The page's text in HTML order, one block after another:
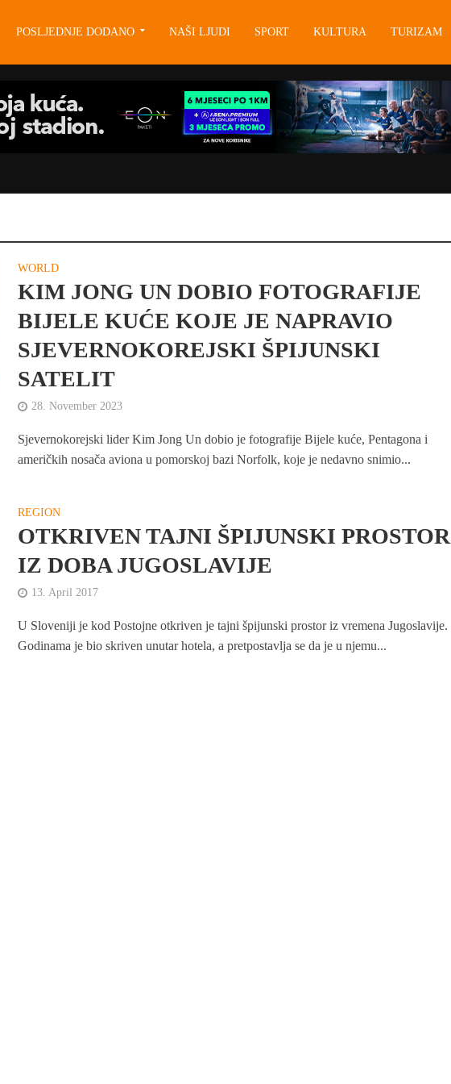
POSLJEDNJE DODANO NAŠI LJUDI SPORT KULTURA TURIZAM
WORLD
KIM JONG UN DOBIO FOTOGRAFIJE
BIJELE KUĆE KOJE JE NAPRAVIO
SJEVERNOKOREJSKI ŠPIJUNSKI
SATELIT
28. November 2023
Sjevernokorejski lider Kim Jong Un dobio je fotografije Bijele kuće, Pentagona i
američkih nosača aviona u pomorskoj bazi Norfolk, koje je nedavno snimio...
REGION
OTKRIVEN TAJNI ŠPIJUNSKI PROSTOR
IZ DOBA JUGOSLAVIJE
13. April 2017
U Sloveniji je kod Postojne otkriven je tajni špijunski prostor iz vremena Jugoslavije.
Godinama je bio skriven unutar hotela, a pretpostavlja se da je u njemu...